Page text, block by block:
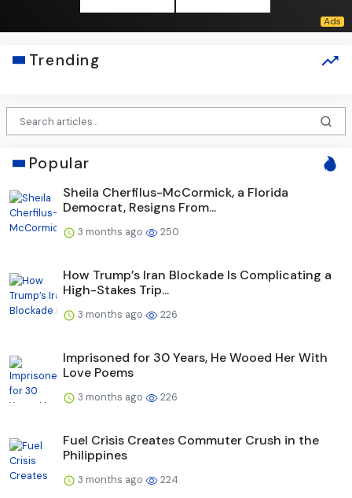
Trending
Popular
Sheila Cherfilus-McCormick, a Florida
Democrat, Resigns From...
3 months ago 250
How Trump’s Iran Blockade Is Complicating a
High-Stakes Trip...
3 months ago 226
Imprisoned for 30 Years, He Wooed Her With
Love Poems
3 months ago 226
Fuel Crisis Creates Commuter Crush in the
Philippines
3 months ago 224